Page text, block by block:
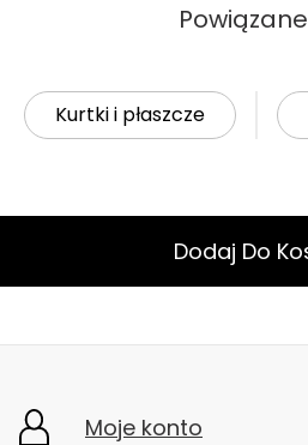
Kurtki i płaszcze
Dodaj Do
Moje konto